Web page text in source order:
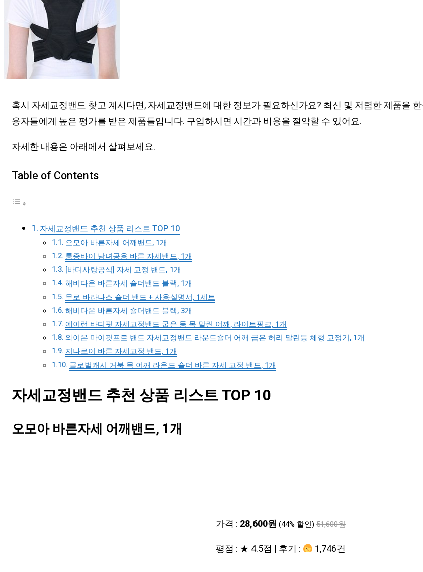
혹시 자세교정밴드 찾고 계시다면, 자세교정밴드에 대한 정보가 필요하신가요? 최신 및 저렴한 제품을
용자들에게 높은 평가를 받은 제품들입니다. 구입하시면 시간과 비용을 절약할 수 있어요.
자세한 내용은 아래에서 살펴보세요.
Table of Contents
자세교정밴드 추천 상품 리스트 TOP 10
오모아 바른자세 어깨밴드, 1개
통증바이 남녀공용 바른 자세밴드, 1개
[바디사랑공식] 자세 교정 밴드, 1개
해비다운 바른자세 숄더밴드 블랙, 1개
무로 바라나스 숄더 밴드 + 사용설명서, 1세트
해비다운 바른자세 숄더밴드 블랙, 3개
에이런 바디핏 자세교정밴드 굽은 등 목 말린 어깨, 라이트핑크, 1개
와이온 마이핏프로 밴드 자세교정밴드 라운드숄더 어깨 굽은 허리 말린등 체형 교정기, 1개
지나로이 바른 자세교정 밴드, 1개
글로벌캐시 거북 목 어깨 라운드 숄더 바른 자세 교정 밴드, 1개
자세교정밴드 추천 상품 리스트 TOP 10
오모아 바른자세 어깨밴드, 1개
가격 : 28,600원 (44% 할인) 51,600원
평점 : ★ 4.5점 | 후기 : 1,746건